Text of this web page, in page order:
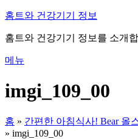
내
으
바
가
홈트와 건강기기 정보
홈트와 건강기기 정보를 소개
메뉴
imgi_109_00
홈 » 간편한 아침식사! Bear 올
» imgi_109_00